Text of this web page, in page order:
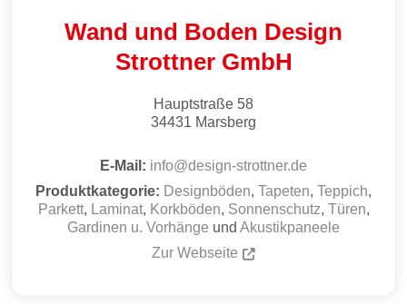
Wand und Boden Design
Strottner GmbH
Hauptstraße 58
34431 Marsberg
E-Mail: info@design-strottner.de
Produktkategorie: Designböden, Tapeten, Teppich,
Parkett, Laminat, Korkböden, Sonnenschutz, Türen,
Gardinen u. Vorhänge und Akustikpaneele
Zur Webseite